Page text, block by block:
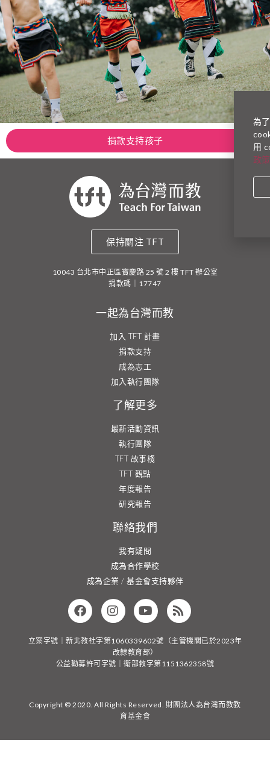
捐款支持孩子
保持關注 TFT
10043 台北市中正區寶慶路 25 號 2 樓 TFT 辦公室
捐款碼｜17747
一起為台灣而教
加入 TFT 計畫
捐款支持
成為志工
加入執行團隊
了解更多
最新活動資訊
執行團隊
TFT 故事棧
TFT 觀點
年度報告
研究報告
聯絡我們
我有疑問
成為合作學校
成為企業 / 基金會支持夥伴
立案字號｜新北教社字第1060339602號（主管機關已於2023年
改隸教育部）
公益勸募許可字號｜衛部救字第1151362358號
Copyright © 2020. All Rights Reserved. 財團法人為台灣而教教
育基金會
為
用
政